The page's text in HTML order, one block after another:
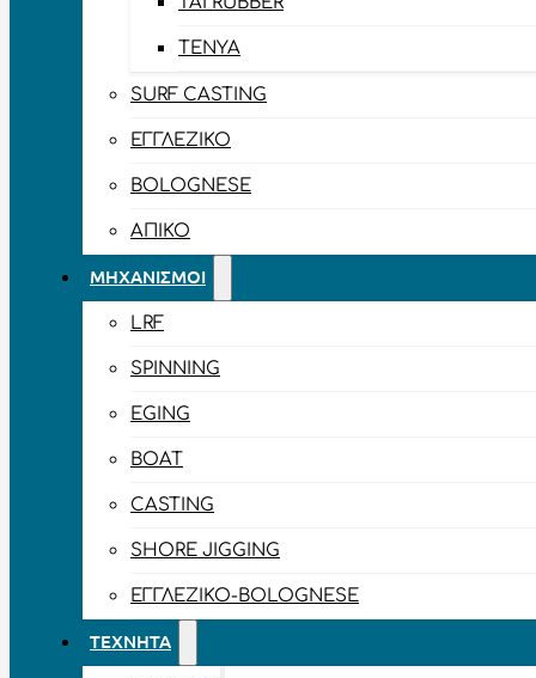
TENYA
SURF CASTING
ΕΓΓΛΈΖΙΚΟ
BOLOGNESE
ΑΠΊΚΟ
ΜΗΧΑΝΙΣΜΟΊ
LRF
SPINNING
EGING
BOAT
CASTING
SHORE JIGGING
ΕΓΓΛΈΖΙΚΟ-BOLOGNESE
ΤΕΧΝΗΤΆ